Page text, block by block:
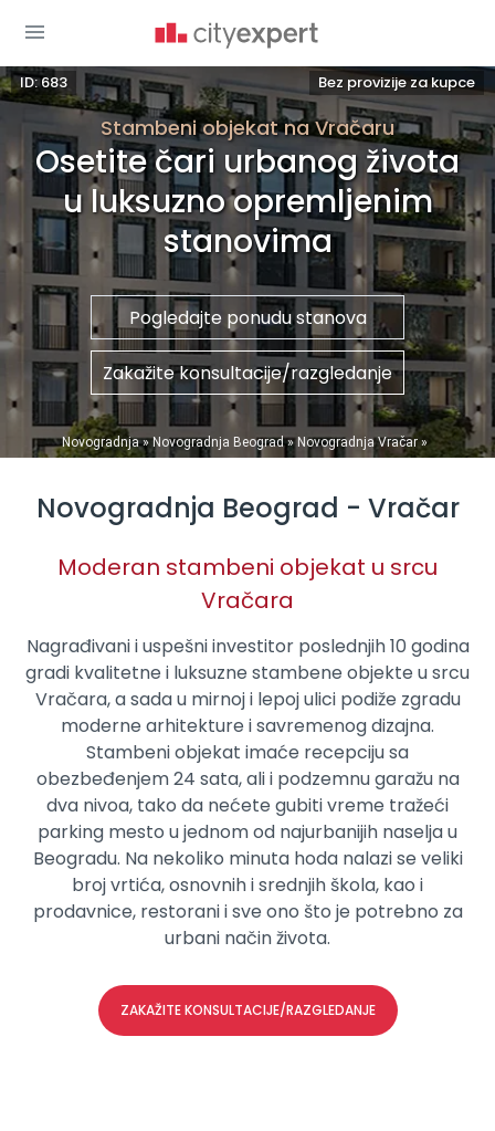
ID: 683 Bez provizije za kupce
Stambeni objekat na Vračaru
Osetite čari urbanog života
u luksuzno opremljenim
stanovima
Pogledajte ponudu stanova
Zakažite konsultacije/razgledanje
You are here
Novogradnja » Novogradnja Beograd » Novogradnja Vračar »
Novogradnja Beograd - Vračar
Moderan stambeni objekat u srcu
Vračara
Nagrađivani i uspešni investitor poslednjih 10 godina
gradi kvalitetne i luksuzne stambene objekte u srcu
Vračara, a sada u mirnoj i lepoj ulici podiže zgradu
moderne arhitekture i savremenog dizajna.
Stambeni objekat imaće recepciju sa
obezbeđenjem 24 sata, ali i podzemnu garažu na
dva nivoa, tako da nećete gubiti vreme tražeći
parking mesto u jednom od najurbanijih naselja u
Beogradu. Na nekoliko minuta hoda nalazi se veliki
broj vrtića, osnovnih i srednjih škola, kao i
prodavnice, restorani i sve ono što je potrebno za
urbani način života.
ZAKAŽITE KONSULTACIJE/RAZGLEDANJE